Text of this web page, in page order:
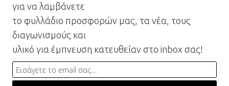
για να λαμβάνετε
το φυλλάδιο προσφορών μας, τα νέα, τους
διαγωνισμούς και
υλικό για έμπνευση κατευθείαν στο inbox σας!